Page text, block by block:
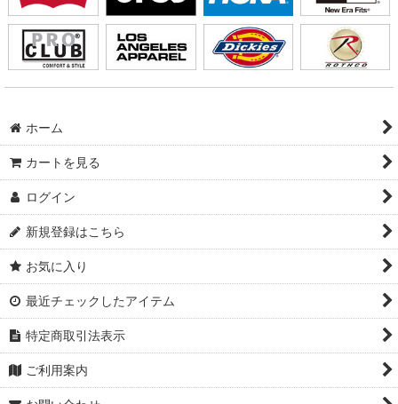
ホーム
カートを見る
ログイン
新規登録はこちら
お気に入り
最近チェックしたアイテム
特定商取引法表示
ご利用案内